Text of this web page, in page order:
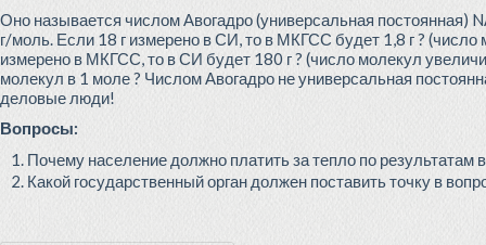
Оно называется числом Авогадро (универсальная
г/моль. Если 18 г измерено в СИ, то в МКГСС будет 1,8 г ?
измерено в МКГСС, то в СИ будет 180 г ? (число молекул
молекул в 1 моле ? Числом Авогадро не универсальная
деловые люди!
Вопросы:
Почему население должно платить за тепло по
Какой государственный орган должен поставить точку в